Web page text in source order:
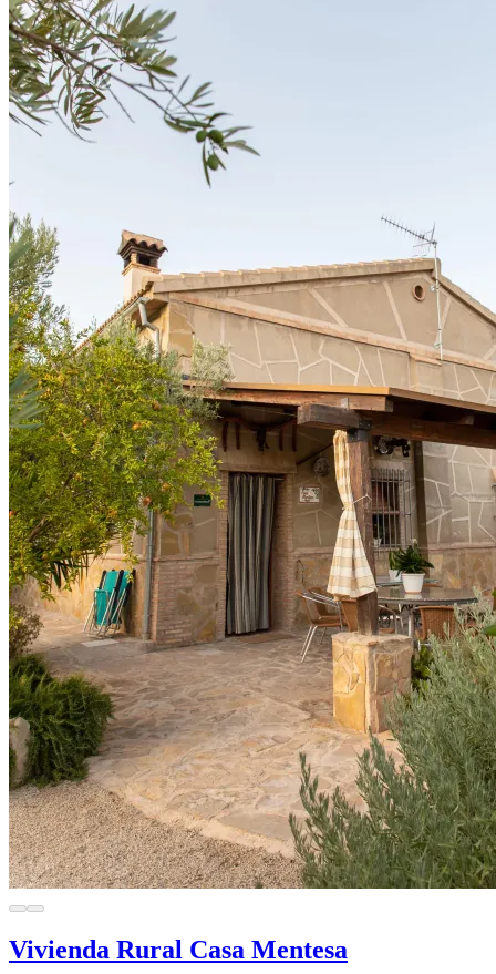
Vivienda Rural Casa Mentesa